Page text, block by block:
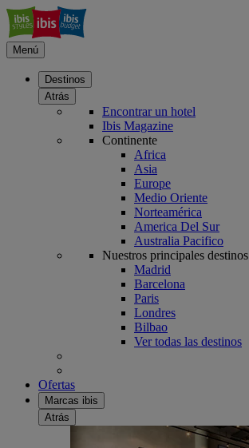
Menú
Destinos
Atrás
Encontrar un hotel
Ibis Magazine
Continente
Africa
Asia
Europe
Medio Oriente
Norteamérica
America Del Sur
Australia Pacifico
Nuestros principales destinos
Madrid
Barcelona
Paris
Londres
Bilbao
Ver todas las destinos
Ofertas
Marcas ibis
Atrás